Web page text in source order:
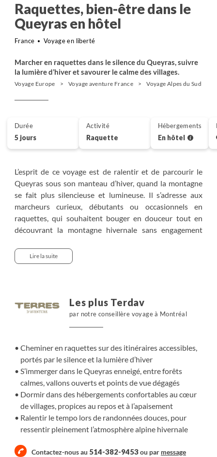
Raquettes, bien-être dans le
Queyras en hôtel
France Voyage en liberté
Marcher en raquettes dans le silence du Queyras, suivre
la lumière d’hiver et savourer le calme des villages.
Voyage Europe Voyage aventure France Voyage Alpes du Sud
L’esprit de ce voyage est de ralentir et de parcourir le
Queyras sous son manteau d’hiver, quand la montagne
se fait plus silencieuse et lumineuse. Il s’adresse aux
marcheurs curieux, débutants ou occasionnels en
raquettes, qui souhaitent bouger en douceur tout en
découvrant la montagne hivernale sans engagement
régional du Queyras, reliant hameaux et villages
queyrassins où des hébergements confortables nous
vallons ouverts et belvédères naturels. À chaque sortie,
le regard porte loin, la lumière d’hiver souligne les reliefs
expérience alpine simple, apaisante et authentique.
Lire la suite
Les plus Terdav
par notre conseillère voyage à Montréal
Cheminer en raquettes sur des itinéraires accessibles,
portés par le silence et la lumière d’hiver
S’immerger dans le Queyras enneigé, entre forêts
calmes, vallons ouverts et points de vue dégagés
Dormir dans des hébergements confortables au cœur
de villages, propices au repos et à l’apaisement
Ralentir le tempo lors de randonnées douces, pour
ressentir pleinement l’atmosphère alpine hivernale
Contactez-nous au 514-382-9453ou par message
Durée
5 jours
Activité
Raquette
Hébergements
En hôtel